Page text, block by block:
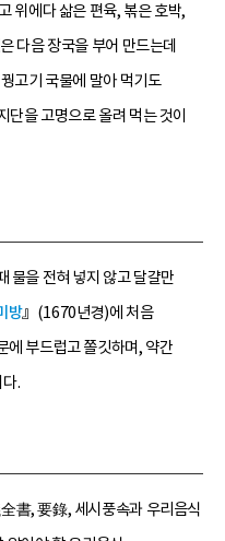
위에다 삶은 편육, 볶은 호박,
다음 장국을 부어 만드는데
고기 국물에 말아 먹기도
을 고명으로 올려 먹는 것이
물을 전혀 넣지 않고 달걀만
방』(1670년경)에 처음
에 부드럽고 쫄깃하며, 약간
.
書, 要錄, 세시풍속과 우리음식